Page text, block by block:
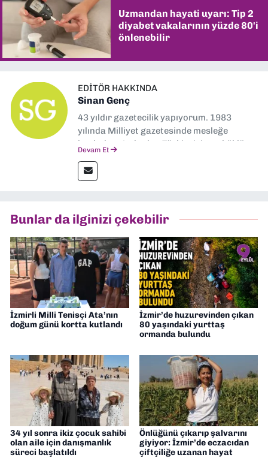
Uzmandan hayati uyarı: Tip 2
diyabet vakalarının yüzde 80'i
önlenebilir
EDITÖR HAKKINDA
Sinan Genç
43 yıldır gazetecilik yapıyorum. 1983
yılında Milliyet gazetesinde mesleğe
başladım. Ardından Türkiye’nin en köklü
muhabir, editör, müdür yardımcısı ve spor
müdürü olarak görev yaptım. Ayrıca Yeni
Gazetesi'nde editörlük yapıyorum
Devam Et
Bunlar da ilginizi çekebilir
İzmirli Milli Tenisçi Ata’nın
doğum günü kortta kutlandı
İzmir’de huzurevinden çıkan
80 yaşındaki yurttaş
ormanda bulundu
34 yıl sonra ikiz çocuk sahibi
olan aile için danışmanlık
süreci başlatıldı
Önlüğünü çıkarıp şalvarını
giyiyor: İzmir’de eczacıdan
çiftçiliğe uzanan hayat